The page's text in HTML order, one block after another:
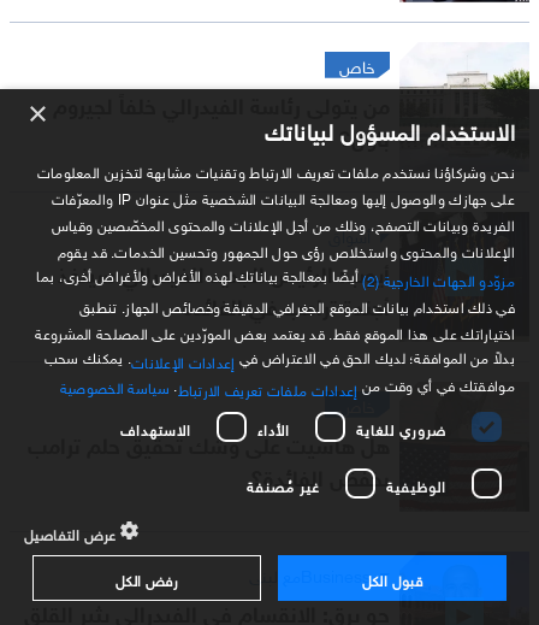
خاص
باول؟
أسواق
أيوب: الرئيس الجديد للفيدرالي سينفذ
أجندة ترامب في الفائدة
خاص
هل هاسيت على وشك تحقيق حلم ترامب
بخفض الفائدة؟
Businessمع لبنى
جو يرق: الانقسام في الفيدرالي يثير القلق
× الاستخدام المسؤول لبياناتك
نحن وشركاؤنا نستخدم ملفات تعريف الارتباط وتقنيات مشابهة لتخزين المعلومات
على جهازك والوصول إليها ومعالجة البيانات الشخصية مثل عنوان IP والمعرّفات
الفريدة وبيانات التصفح، وذلك من أجل الإعلانات والمحتوى المخصّصين وقياس
الإعلانات والمحتوى واستخلاص رؤى حول الجمهور وتحسين الخدمات. قد يقوم
مزوّدو الجهات الخارجية (2)
أيضًا بمعالجة بياناتك لهذه الأغراض ولأغراض أخرى، بما
في ذلك استخدام بيانات الموقع الجغرافي الدقيقة وخصائص الجهاز. تنطبق
اختياراتك على هذا الموقع فقط. قد يعتمد بعض المورّدين على المصلحة المشروعة
بدلاً من الموافقة؛ لديك الحق في الاعتراض في إعدادات الإعلانات . يمكنك سحب
موافقتك في أي وقت من إعدادات ملفات تعريف الارتباط سياسة الخصوصية
ضروري للغاية
الأداء الاستهداف
الوظيفية غير مُصنفة
عرض التفاصيل
قبول الكل
رفض الكل